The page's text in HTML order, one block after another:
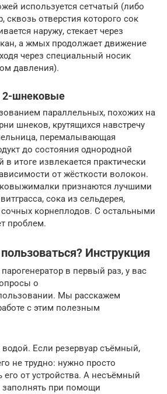
используется сетчатый (либо
сквозь отверстия которого сок
наружу, стекает через
а жмых продолжает движение
через специальный носик
давления).
2-шнековые
параллельных, похожих на
шнеков, крутящихся навстречу
перемалывающая
до состояния однородной
итоге извлекается практически
от жёсткости волокон.
признаются лучшими
сока из сельдерея,
корнеплодов. С остальными
проблем.
Инструкция
в первый раз, у вас
о
Мы расскажем
с этим полезным
Если резервуар съёмный,
не трудно: нужно просто
его от устройства. А несъёмный
заполнять при помощи